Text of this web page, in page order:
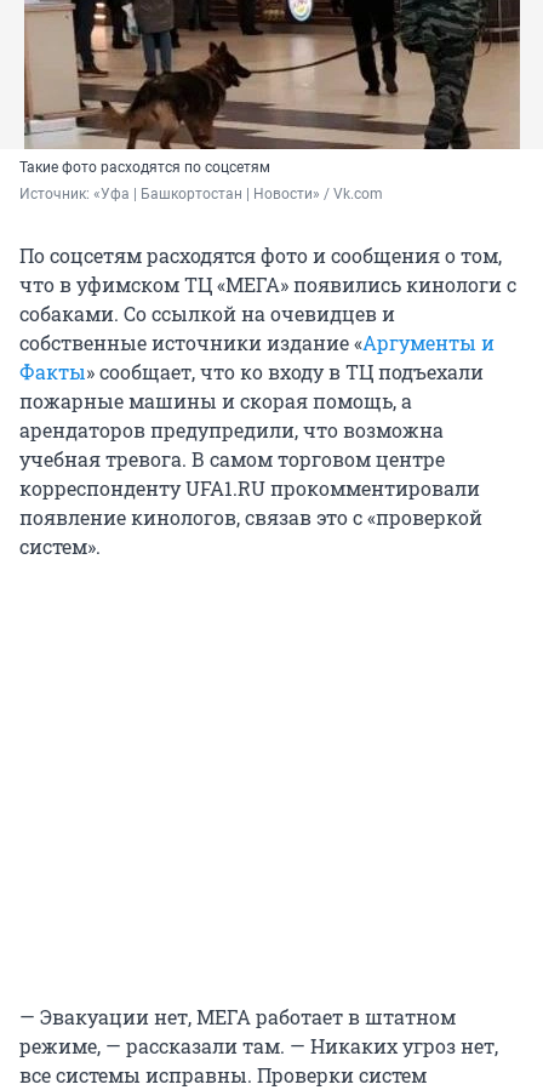
Такие фото расходятся по соцсетям
Источник: «Уфа | Башкортостан | Новости» / Vk.com
По соцсетям расходятся фото и сообщения о том,
что в уфимском ТЦ «МЕГА» появились кинологи с
собаками. Со ссылкой на очевидцев и
собственные источники издание «Аргументы и
Факты» сообщает, что ко входу в ТЦ подъехали
пожарные машины и скорая помощь, а
арендаторов предупредили, что возможна
учебная тревога. В самом торговом центре
корреспонденту UFA1.RU прокомментировали
появление кинологов, связав это с «проверкой
систем».
— Эвакуации нет, МЕГА работает в штатном
режиме, — рассказали там. — Никаких угроз нет,
все системы исправны. Проверки систем